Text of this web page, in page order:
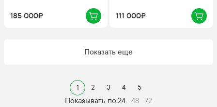
185 000₽ 111 000₽
Показать еще
1 2 3 4 5
Показывать по:24 48 72